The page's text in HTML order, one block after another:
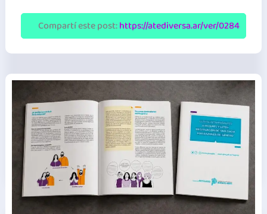
razones
de
género
desde
red
|
GBA
|
Guía
Compartí este post:https://atediversa.ar/ver/0284